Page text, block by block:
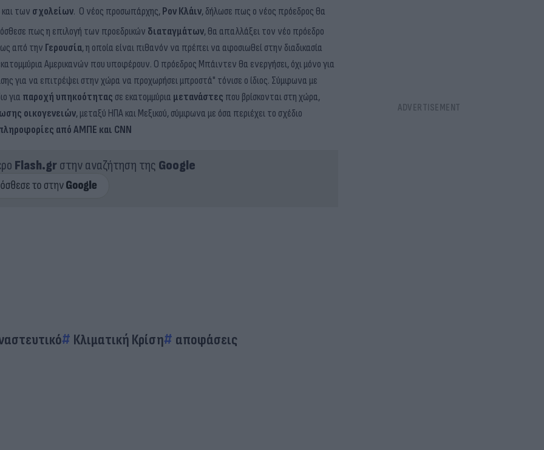
και των σχολείων. Ο νέος προσωπάρχης,ΡονΚλάιν, δήλωσε πως ο νέος πρόεδρος θα
πως η επιλογή των προεδρικών διαταγμάτων, θα απαλλάξει τον νέο πρόεδρο
από την Γερουσία, η οποία είναι πιθανόν να πρέπει να αφοσιωθεί στην διαδικασία
Αμερικανών που υποφέρουν. Ο πρόεδρος Μπάιντεν θα ενεργήσει, όχι μόνο για
για να επιτρέψει στην χώρα να προχωρήσει μπροστά" τόνισε ο ίδιος. Σύμφωνα με
για παροχή υπηκοότητας σε εκατομμύρια μετανάστες που βρίσκονται στη χώρα,
οικογενειών, μεταξύ ΗΠΑ και Μεξικού, σύμφωνα με όσα περιέχει το σχέδιο
από ΑΜΠΕ και CNN
Flash.grστην αναζήτηση της Google
Κλιματική Κρίση
αποφάσεις